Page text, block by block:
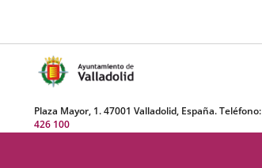
Plaza Mayor, 1. 47001 Valladolid, España. Teléfono:
426 100